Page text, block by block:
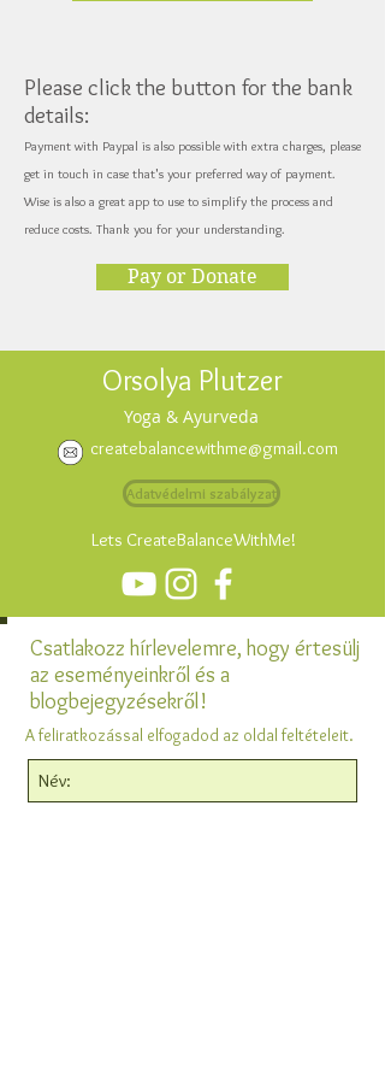
Please click the button for the bank
details:
Payment with Paypal is also possible with extra charges, please
get in touch in case that's your preferred way of payment.
Wise is also a great app to use to simplify the process and
reduce costs. Thank you for your understanding.
Pay or Donate
Orsolya Plutzer
Yoga & Ayurveda
createbalancewithme@gmail.com
Adatvédelmi szabályzat
Lets CreateBalanceWithMe!
Csatlakozz hírlevelemre, hogy értesülj
az eseményeinkről és a
blogbejegyzésekről!
A feliratkozással elfogadod az oldal feltételeit.